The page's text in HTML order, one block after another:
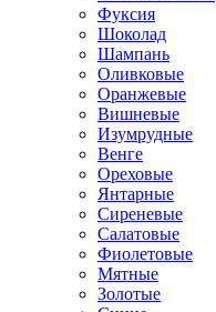
Фуксия
Шоколад
Шампань
Оливковые
Оранжевые
Вишневые
Изумрудные
Венге
Ореховые
Янтарные
Сиреневые
Салатовые
Фиолетовые
Мятные
Золотые